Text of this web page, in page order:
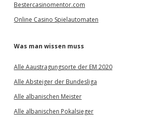
Bestercasinomentor.com
Online Casino Spielautomaten
Was man wissen muss
Alle Aaustragungsorte der EM 2020
Alle Absteiger der Bundesliga
Alle albanischen Meister
Alle albanischen Pokalsieger